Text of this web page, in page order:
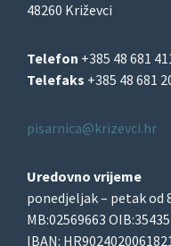
48260 Križevci
Telefon +385 48 681
Telefaks +385 48 681
pisarnica@krizevci.hr
Uredovno vrijeme
ponedjeljak – petak od
MB:02569663
IBAN: